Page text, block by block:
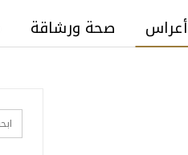
أعراس صحة ورشاقة